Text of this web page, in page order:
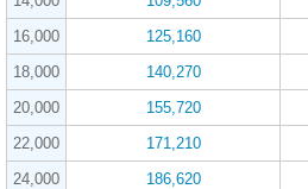
16,000
125,160
18,000
140,270
20,000
155,720
22,000
171,210
24,000
186,620